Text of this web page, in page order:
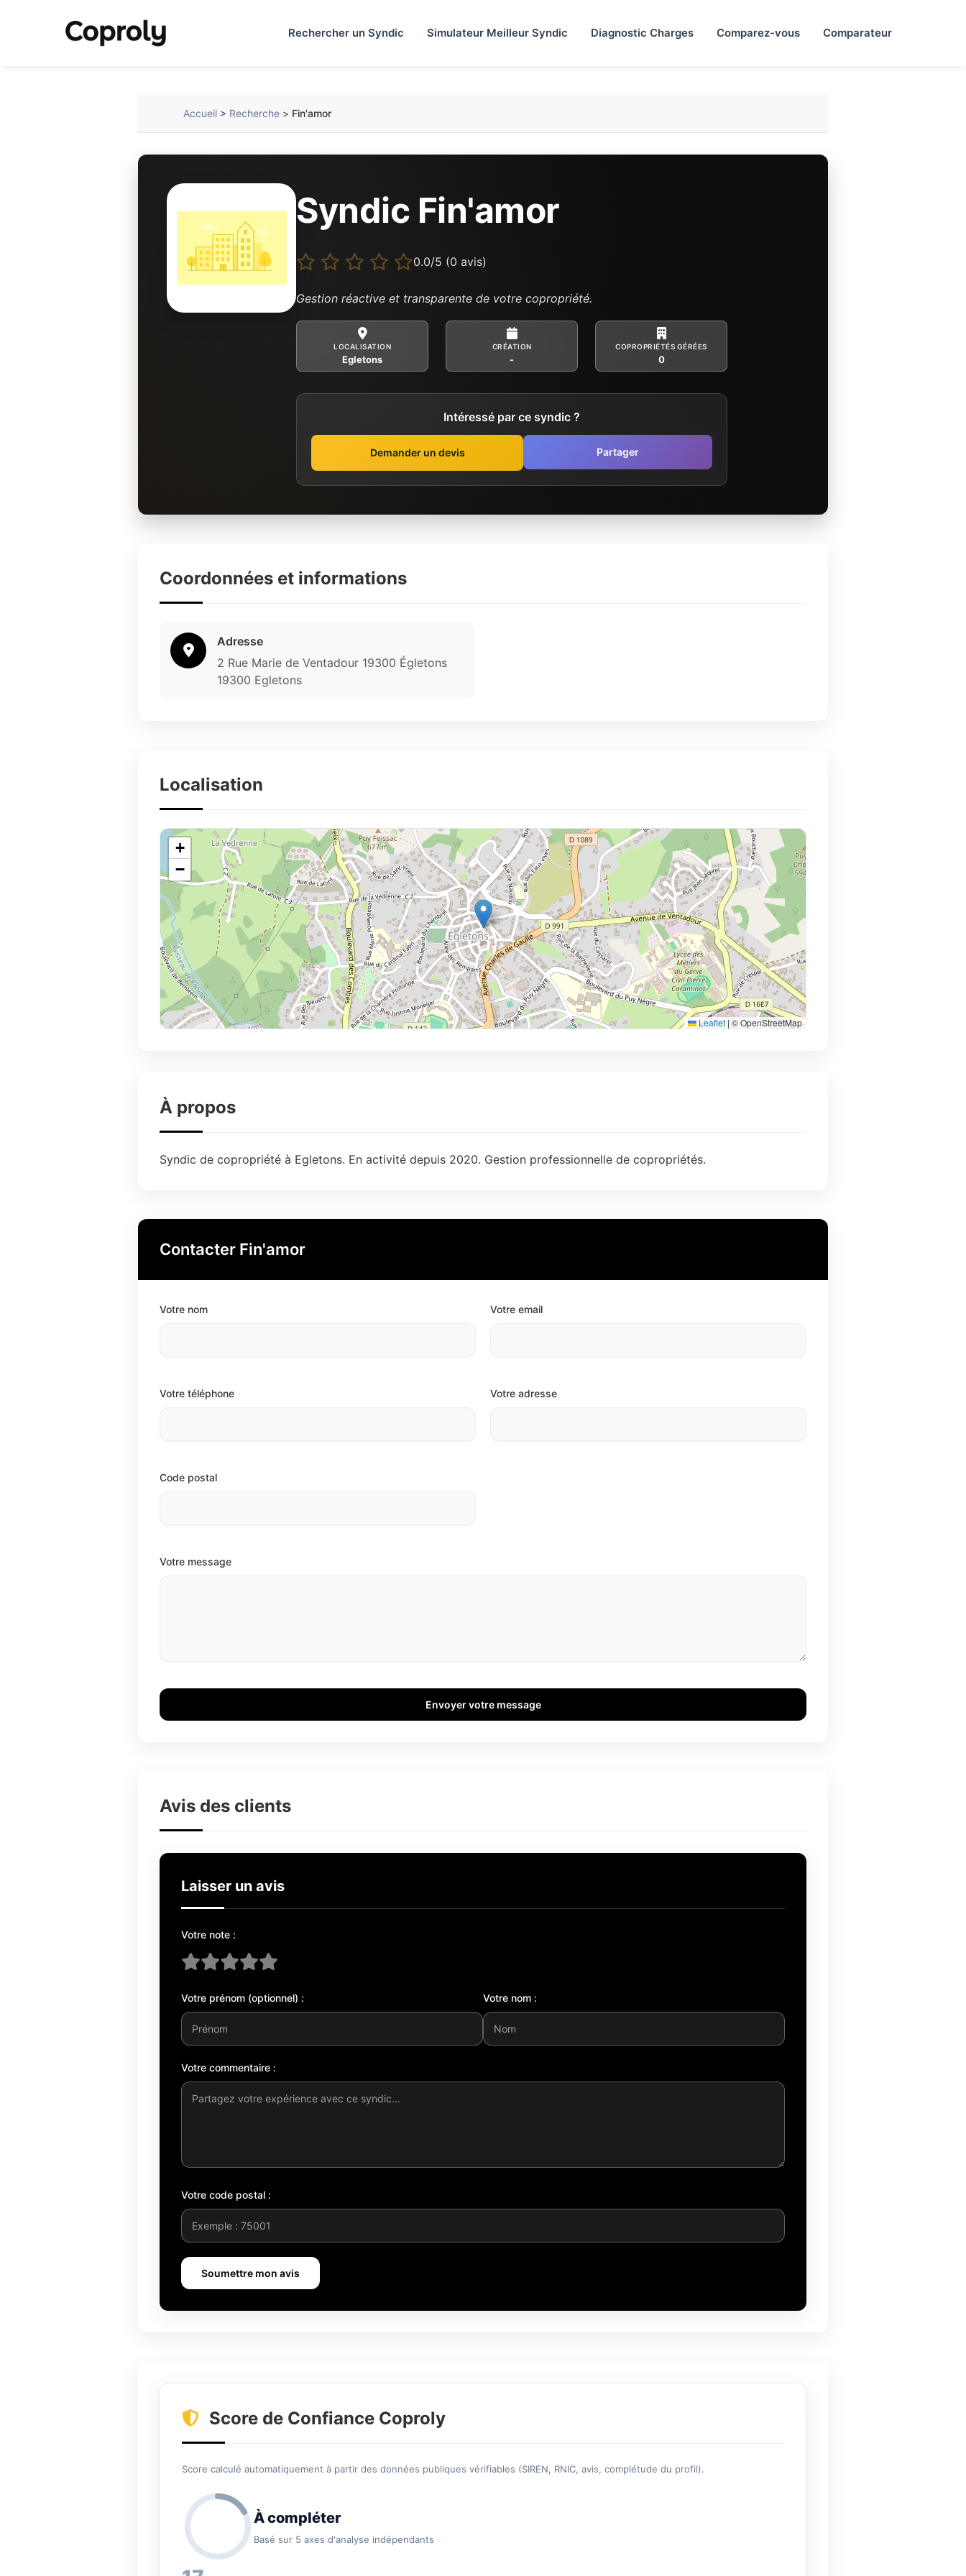
Rechercher un Syndic Simulateur Meilleur Syndic Diagnostic Charges Comparez-vous Comparateur
Accueil > Recherche > Fin'amor
Syndic Fin'amor
0.0/5 (0 avis)
Gestion réactive et transparente de votre copropriété.
LOCALISATION
Egletons
CRÉATION
-
COPROPRIÉTÉS GÉRÉES
0
Intéressé par ce syndic ?
Demander un devis Partager
Coordonnées et informations
Adresse
2 Rue Marie de Ventadour 19300 Égletons
19300 Egletons
Localisation
+
−
Leaflet | © OpenStreetMap
À propos
Syndic de copropriété à Egletons. En activité depuis 2020. Gestion professionnelle de copropriétés.
Contacter Fin'amor
Votre nom Votre email
Votre téléphone Votre adresse
Code postal
Votre message
Envoyer votre message
Avis des clients
Laisser un avis
Votre note :
Votre prénom (optionnel) : Votre nom :
Votre commentaire :
Votre code postal :
Soumettre mon avis
Score de Confiance Coproly
Score calculé automatiquement à partir des données publiques vérifiables (SIREN, RNIC, avis, complétude du profil).
À compléter
Basé sur 5 axes d'analyse indépendants